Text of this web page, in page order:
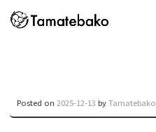
Posted on 2025-12-13 byTamatebako